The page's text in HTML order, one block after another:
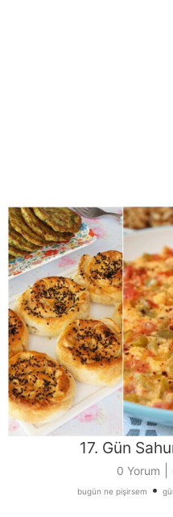
17. Gün
0 Yorum
bugün ne pişirsem •